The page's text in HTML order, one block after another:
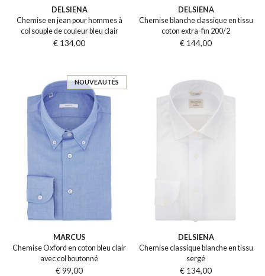
DELSIENA
Chemise en jean pour hommes à
col souple de couleur bleu clair
€ 134,00
DELSIENA
Chemise blanche classique en tissu
coton extra-fin 200/2
€ 144,00
NOUVEAUTÉS
MARCUS
Chemise Oxford en coton bleu clair
avec col boutonné
€ 99,00
DELSIENA
Chemise classique blanche en tissu
sergé
€ 134,00